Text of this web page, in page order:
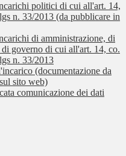
politici di cui all'art. 14,
n. 33/2013 (da pubblicare in
di amministrazione, di
governo di cui all'art. 14, co.
n. 33/2013
(documentazione da
sito web)
comunicazione dei dati